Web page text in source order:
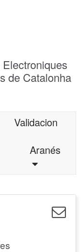
de Catalonha
Validacion
Aranés